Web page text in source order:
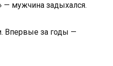
— мужчина задыхался.
Впервые за годы —